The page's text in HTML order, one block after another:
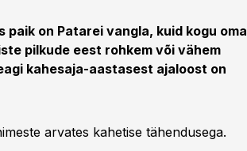
paik on Patarei vangla, kuid kogu oma
pilkude eest rohkem või vähem
kahesaja-aastasest ajaloost on
arvates kahetise tähendusega.